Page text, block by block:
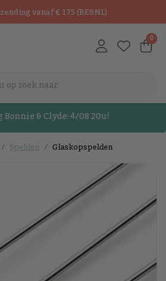
vanaf € 175 (BE&NL)
0
& Clyde: 4/08 20u!
Spelden Glaskopspelden